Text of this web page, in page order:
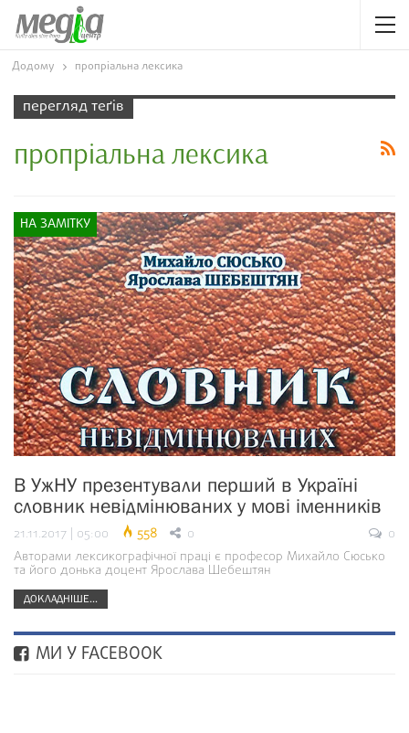
Додому пропріальна лексика
перегляд теґів
пропріальна лексика
НА ЗАМІТКУ
В УжНУ презентували перший в Україні
словник невідмінюваних у мові іменників
21.11.2017 | 05:00 558 0
0
Авторами лексикографічної праці є професор Михайло Сюсько
та його донька доцент Ярослава Шебештян
ДОКЛАДНІШЕ...
МИ У FACEBOOK